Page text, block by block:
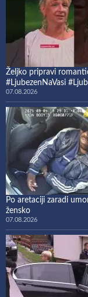
Željko pripravi
#LjubezenNaVasi
07.08.2026
Po aretaciji zaradi
žensko
07.08.2026